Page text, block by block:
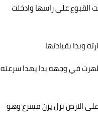
القبوع على راسها وادخلت
وبدا بقيادتها
ظهرت في وجهه بدا يهدا سرعته
الارض نزل يزن مسرع وهو